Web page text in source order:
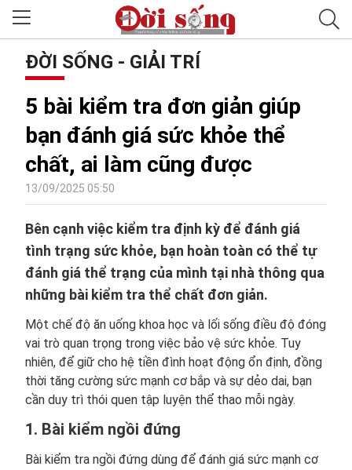
ĐỜI SỐNG - GIẢI TRÍ
5 bài kiểm tra đơn giản giúp
bạn đánh giá sức khỏe thể
chất, ai làm cũng được
13/09/2025 05:50
Bên cạnh việc kiểm tra định kỳ để đánh giá
tình trạng sức khỏe, bạn hoàn toàn có thể tự
đánh giá thể trạng của mình tại nhà thông qua
những bài kiểm tra thể chất đơn giản.
Một chế độ ăn uống khoa học và lối sống điều độ đóng
vai trò quan trọng trong việc bảo vệ sức khỏe. Tuy
nhiên, để giữ cho hệ tiền đình hoạt động ổn định, đồng
thời tăng cường sức mạnh cơ bắp và sự dẻo dai, bạn
cần duy trì thói quen tập luyện thể thao mỗi ngày.
1. Bài kiểm ngồi đứng
Bài kiểm tra ngồi đứng dùng để đánh giá sức mạnh cơ